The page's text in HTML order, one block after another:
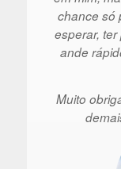
chance só
esperar,
ande
Muito